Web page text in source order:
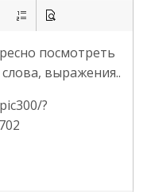
посмотреть
выражения..
?